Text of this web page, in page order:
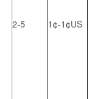
2-5 1¢-1¢US